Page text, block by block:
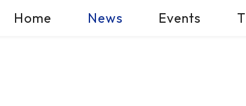
Home News Events